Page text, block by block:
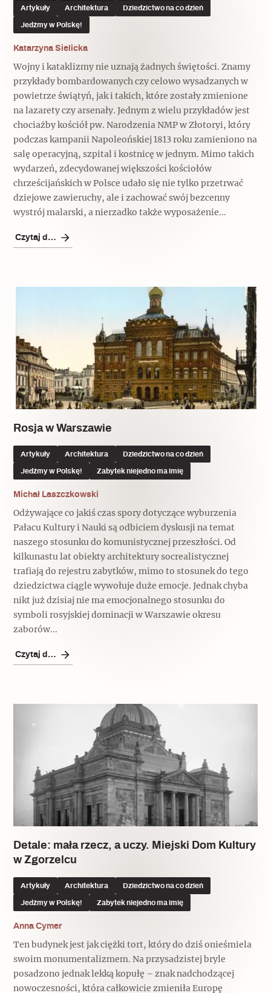
Kruchość rzeczy
Wywiady
Popularne
Dolnośląski Indiana Jones
Recenzje
Dziedzictwo na co dzień
Popularne
Jak wskrzesić smak
Ludzie
Popularne
Siostry rzeźbiarki
Wskazówki idą w dobrą stronę
Varia
Popularne
Memento dla modernizmu
Zabytek niejedno ma imię
Popularne
Niewykonalne? Nie dla Wawelu
Archeologia
Popularne
Szyb pierwszej windy w Warszawie
Świat
Zabierz mapę na wakacje!
Biskupin - rezerwat archeologiczny
Muzea od nowa
Jak to działa? Czyli nowa odsłona
Narodowego Muzeum Techniki
Polska ze smakiem
Popularne
Zobacz również
Patronaty
MonumentApp
Mapa skojarzeń
Krakowskie Kawiarnie
Artykuły Architektura Dziedzictwo na co dzień
Jedźmy w Polskę!
Katarzyna Sielicka
Wojny i kataklizmy nie uznają żadnych świętości. Znamy
przykłady bombardowanych czy celowo wysadzanych w
powietrze świątyń, jak i takich, które zostały zmienione
na lazarety czy arsenały. Jednym z wielu przykładów jest
chociażby kościół pw. Narodzenia NMP w Złotoryi, który
podczas kampanii Napoleońskiej 1813 roku zamieniono na
salę operacyjną, szpital i kostnicę w jednym. Mimo takich
wydarzeń, zdecydowanej większości kościołów
chrześcijańskich w Polsce udało się nie tylko przetrwać
dziejowe zawieruchy, ale i zachować swój bezcenny
wystrój malarski, a nierzadko także wyposażenie...
Czytaj dalej
Rosja w Warszawie
Artykuły Architektura Dziedzictwo na co dzień
Jedźmy w Polskę! Zabytek niejedno ma imię
Michał Laszczkowski
Odżywające co jakiś czas spory dotyczące wyburzenia
Pałacu Kultury i Nauki są odbiciem dyskusji na temat
naszego stosunku do komunistycznej przeszłości. Od
kilkunastu lat obiekty architektury socrealistycznej
trafiają do rejestru zabytków, mimo to stosunek do tego
dziedzictwa ciągle wywołuje duże emocje. Jednak chyba
nikt już dzisiaj nie ma emocjonalnego stosunku do
symboli rosyjskiej dominacji w Warszawie okresu
zaborów...
Czytaj dalej
Detale: mała rzecz, a uczy. Miejski Dom Kultury
w Zgorzelcu
Artykuły Architektura Dziedzictwo na co dzień
Jedźmy w Polskę! Zabytek niejedno ma imię
Anna Cymer
Ten budynek jest jak ciężki tort, który do dziś onieśmiela
swoim monumentalizmem. Na przysadzistej bryle
posadzono jednak lekką kopułę – znak nadchodzącej
nowoczesności, która całkowicie zmieniła Europę